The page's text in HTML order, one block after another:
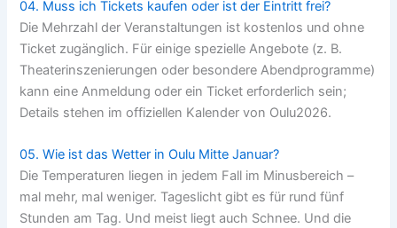
04. Muss ich Tickets kaufen oder ist der Eintritt frei?
Die Mehrzahl der Veranstaltungen ist kostenlos und ohne
Ticket zugänglich. Für einige spezielle Angebote (z. B.
Theaterinszenierungen oder besondere Abendprogramme)
kann eine Anmeldung oder ein Ticket erforderlich sein;
Details stehen im offiziellen Kalender von Oulu2026.
05. Wie ist das Wetter in Oulu Mitte Januar?
Die Temperaturen liegen in jedem Fall im Minusbereich –
mal mehr, mal weniger. Tageslicht gibt es für rund fünf
Stunden am Tag. Und meist liegt auch Schnee. Und die